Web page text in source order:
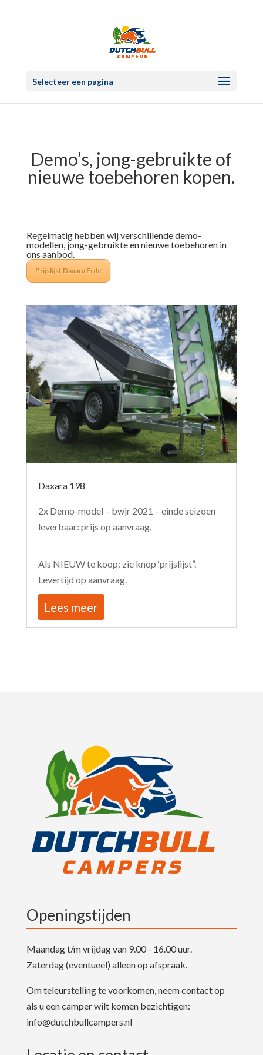
Selecteer een pagina
Demo’s, jong-gebruikte of
nieuwe toebehoren kopen.
Regelmatig hebben wij verschillende demo-
modellen, jong-gebruikte en nieuwe toebehoren in
ons aanbod.
Prijslijst Daxara Erde
Daxara 198
2x Demo-model – bwjr 2021 – einde seizoen
leverbaar: prijs op aanvraag.
Als NIEUW te koop: zie knop ‘prijslijst”.
Levertijd op aanvraag.
Lees meer
Openingstijden
Maandag t/m vrijdag van 9.00 - 16.00 uur.
Zaterdag (eventueel) alleen op afspraak.
Om teleurstelling te voorkomen, neem contact op
als u een camper wilt komen bezichtigen:
info@dutchbullcampers.nl